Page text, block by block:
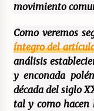
movimiento
Como veremos
íntegro del
análisis
y enconada
década del siglo
tal y como